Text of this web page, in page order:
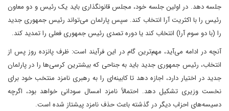
جلسه دهد. در اولین جلسه خود، مجلس قانونگذاری باید یک رئیس و دو معاون
رئیس را با اکثریت آرا انتخاب کند. سپس پارلمان می‌تواند رئیس جمهوری جدید
را (با دو سوم آرا) انتخاب کند یا دوره تصدی رئیس جمهوری فعلی را تمدید کند.
آنچه در ادامه می‌آید، مهم‌ترین گام در این فرآیند است: ظرف پانزده روز پس از
انتخاب، رئیس جمهوری جدید باید به جناحی که بیشترین کرسی‌ها را در پارلمان
جدید در اختیار دارد، اجازه دهد تا کابینه‌ای را به رهبری نامزد منتخب خود برای
نخست وزیری تشکیل دهد. احتمالاً نامزد امسال سودانی خواهد بود، اگرچه
دسیسه‌های احزاب دیگر در گذشته باعث حذف نامزد پیشتاز شده است.